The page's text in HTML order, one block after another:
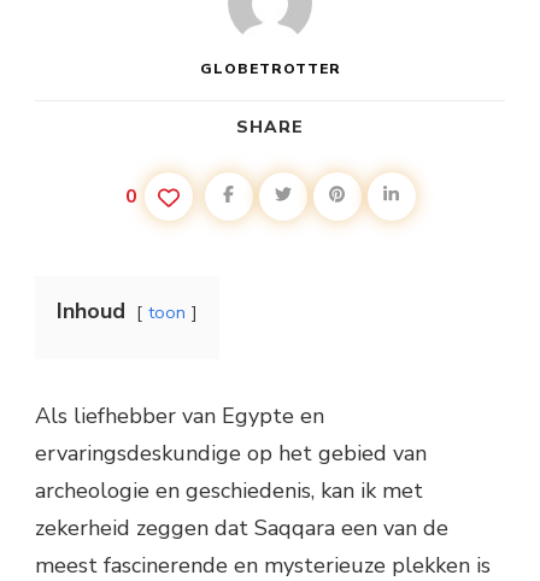
GLOBETROTTER
SHARE
0
Inhoud toon
Als liefhebber van Egypte en
ervaringsdeskundige op het gebied van
archeologie en geschiedenis, kan ik met
zekerheid zeggen dat Saqqara een van de
meest fascinerende en mysterieuze plekken is